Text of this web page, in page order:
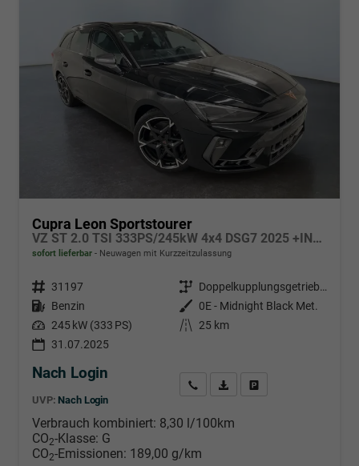
Cupra Leon Sportstourer
VZ ST 2.0 TSI 333PS/245kW 4x4 DSG7 2025 +INT. DRIVE+MATRIX+AHK+Erweiterte Garantie.
sofort lieferbar Neuwagen mit Kurzzeitzulassung
Fahrzeugnr. 31197 Getriebe
Doppelkupplungsgetriebe (DSG)
Kraftstoff Benzin Außenfarbe 0E - Midnight Black Met.
Leistung 245 kW (333 PS) Kilometerstand
25 km
31.07.2025
Nach Login
UVP: Nach Login
Wir rufen Sie anPDF-Datei, Fahrzeugexposé
Verbrauch kombiniert: 8,30 l/100km
CO2-Klasse: G
CO2-Emissionen: 189,00 g/km